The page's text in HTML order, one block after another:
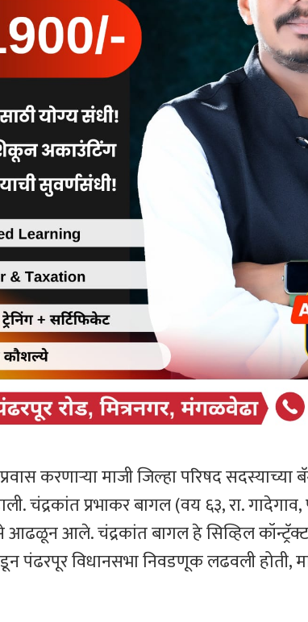
करणाऱ्या माजी जिल्हा परिषद सदस्याच्या
प्रभाकर बागल (वय ६३, रा. गादेगाव,
आले. चंद्रकांत बागल हे सिव्हिल
पंढरपूर विधानसभा निवडणूक लढवली होती,